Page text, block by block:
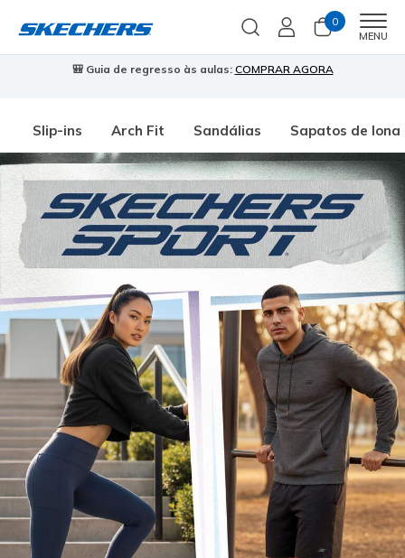
0
MENU
🎒 Guia de regresso às aulas: COMPRAR AGORA
Slip-ins Arch Fit Sandálias Sapatos de lona